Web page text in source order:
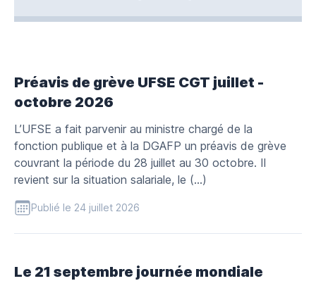
Préavis de grève UFSE CGT juillet -
octobre 2026
L’UFSE a fait parvenir au ministre chargé de la
fonction publique et à la DGAFP un préavis de grève
couvrant la période du 28 juillet au 30 octobre. Il
revient sur la situation salariale, le (…)
Publié le 24 juillet 2026
Le 21 septembre journée mondiale